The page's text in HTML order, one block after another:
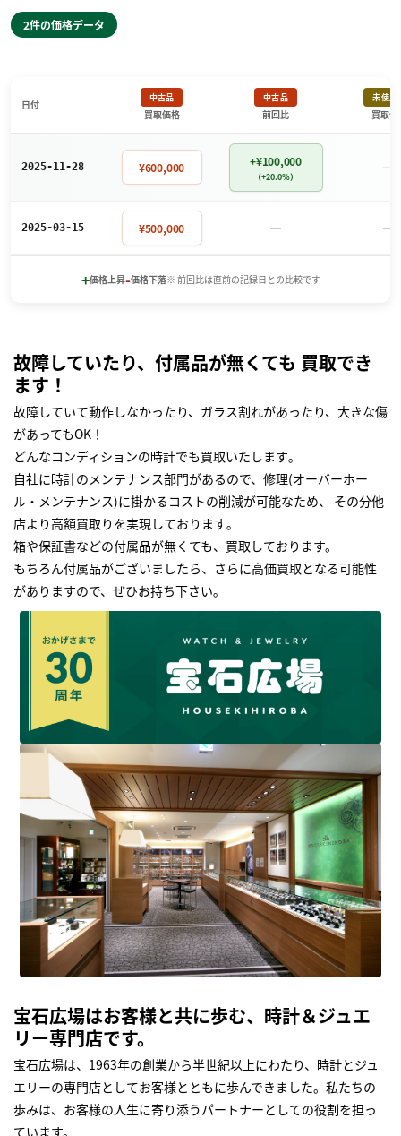
2件の価格データ
日付
中古品
買取価格
中古品
前回比
未使用
買取価
2025-11-28 ¥600,000 +¥100,000
（+20.0%） －
2025-03-15 ¥500,000 － －
+価格上昇-価格下落※ 前回比は直前の記録日との比較です
故障していたり、付属品が無くても 買取でき
ます！
故障していて動作しなかったり、ガラス割れがあったり、大きな傷
があってもOK！
どんなコンディションの時計でも買取いたします｡
自社に時計のメンテナンス部門があるので、修理(オーバーホー
ル・メンテナンス)に掛かるコストの削減が可能なため、 その分他
店より高額買取りを実現しております｡
箱や保証書などの付属品が無くても、買取しております。
もちろん付属品がございましたら、さらに高価買取となる可能性
がありますので、ぜひお持ち下さい｡
宝石広場はお客様と共に歩む、時計＆ジュエ
リー専門店です。
宝石広場は、1963年の創業から半世紀以上にわたり、時計とジュ
エリーの専門店としてお客様とともに歩んできました。私たちの
歩みは、お客様の人生に寄り添うパートナーとしての役割を担っ
ています。